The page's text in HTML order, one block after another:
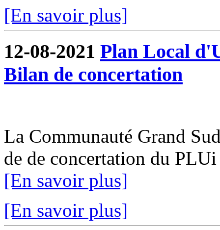
[En savoir plus]
12-08-2021 Plan Local
Bilan de concertation
La Communauté Grand
de de concertation du
[En savoir plus]
[En savoir plus]